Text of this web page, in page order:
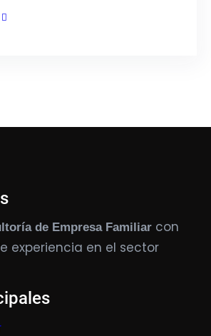
de Empresa Familiar con
experiencia en el sector